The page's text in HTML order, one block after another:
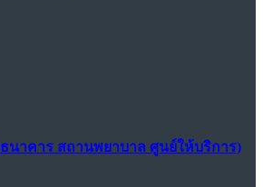
นาคาร สถานพยาบาล ศูนย์ให้บริการ)